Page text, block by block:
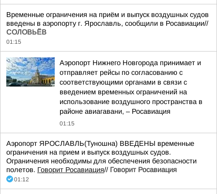
Временные ограничения на приём и выпуск воздушных судов
введены в аэропорту г. Ярославль, сообщили в Росавиации//
СОЛОВЬЁВ
01:15
Аэропорт Нижнего Новгорода принимает и
отправляет рейсы по согласованию с
соответствующими органами в связи с
введением временных ограничений на
использование воздушного пространства в
районе авиагавани, – Росавиация
01:15
Аэропорт ЯРОСЛАВЛЬ(Туношна) ВВЕДЕНЫ временные
ограничения на прием и выпуск воздушных судов.
Ограничения необходимы для обеспечения безопасности
полетов. Говорит Росавиация// Говорит Росавиация
01:12